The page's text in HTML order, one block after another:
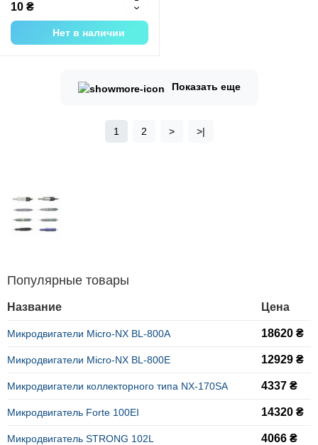
10 ₴
Нет в наличии
Показать еще
1 2 > >|
Популярные товары
Название Цена
Микродвигатели Micro-NX BL-800A 18620 ₴
Микродвигатели Micro-NX BL-800Е 12929 ₴
Микродвигатели коллекторного типа NX-170SA 4337 ₴
Микродвигатель Forte 100EI 14320 ₴
Микродвигатель STRONG 102L 4066 ₴